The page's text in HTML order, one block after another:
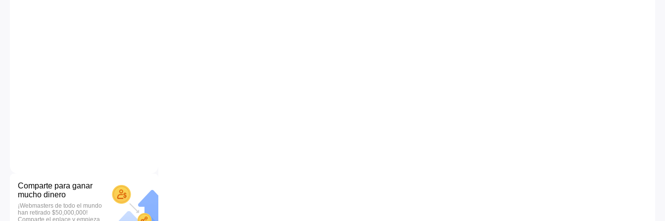
Comparte para ganar
mucho dinero
¡Webmasters de todo el mundo
han retirado $50,000,000!
Comparte el enlace y empieza